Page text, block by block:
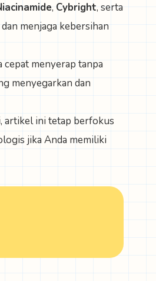
, Cybright, serta
menjaga kebersihan
menyerap tanpa
menyegarkan dan
artikel ini tetap berfokus
jika Anda memiliki